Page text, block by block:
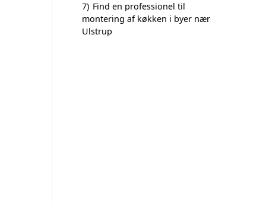
7) Find en professionel til
montering af køkken i byer nær
Ulstrup